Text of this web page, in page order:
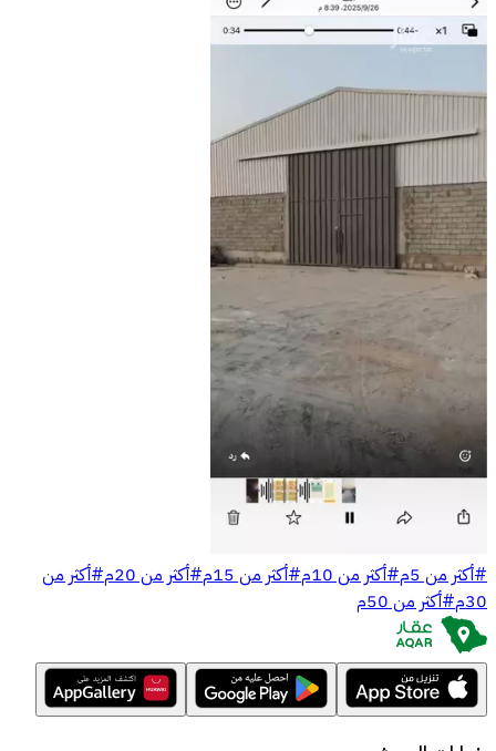
#أكثر من 5م #أكثر من 10م #أكثر من 15م #أكثر من 20م #أكثر من
30م #أكثر من 50م